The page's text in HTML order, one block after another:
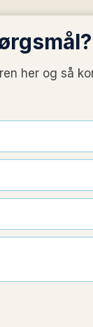
her og så